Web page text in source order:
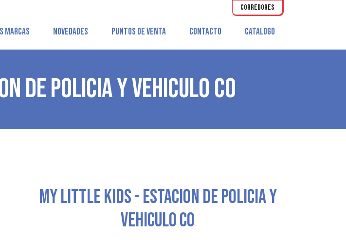
CORREDORES
MARCAS NOVEDADES PUNTOS DE VENTA CONTACTO CATALOGO
DE POLICIA Y VEHICULO CO
MY LITTLE KIDS - ESTACION DE POLICIA Y
VEHICULO CO